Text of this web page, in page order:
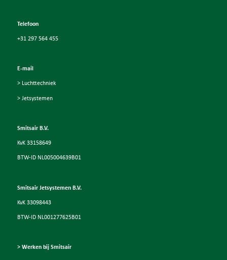
Telefoon
+31 297 564 455
E-mail
> Luchttechniek
> Jetsystemen
Smitsair B.V.
KvK 33158649
BTW-ID NL005004639B01
Smitsair Jetsystemen B.V.
KvK 33098443
BTW-ID NL001277625B01
> Werken bij Smitsair